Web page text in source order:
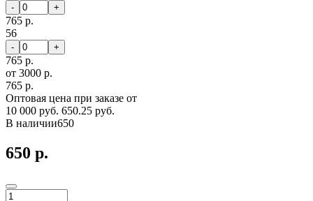
- +
765 р.
56
- +
765 р.
от 3000 р.
765 р.
Оптовая цена при заказе от
10 000 руб. 650.25 руб.
В наличии650
650 р.